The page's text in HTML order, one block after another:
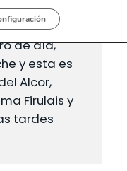
de día,
y esta es
Alcor,
Firulais y
tardes